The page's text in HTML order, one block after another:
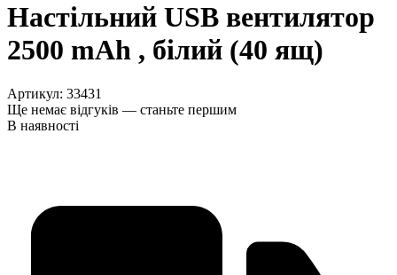
Настільний USB вентилятор
2500 mAh , білий (40 ящ)
Артикул: 33431
Ще немає відгуків — станьте першим
В наявності